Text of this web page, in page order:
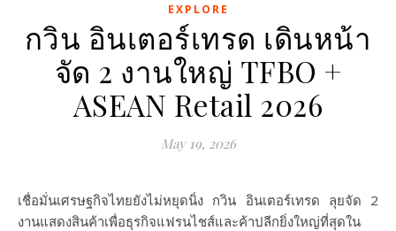
EXPLORE
กวิน อินเตอร์เทรด เดินหน้า
จัด 2 งานใหญ่ TFBO +
ASEAN Retail 2026
May 19, 2026
เชื่อมั่นเศรษฐกิจไทยยังไม่หยุดนิ่ง กวิน อินเตอร์เทรด ลุยจัด 2
งานแสดงสินค้าเพื่อธุรกิจแฟรนไชส์และค้าปลีกยิ่งใหญ่ที่สุดใน